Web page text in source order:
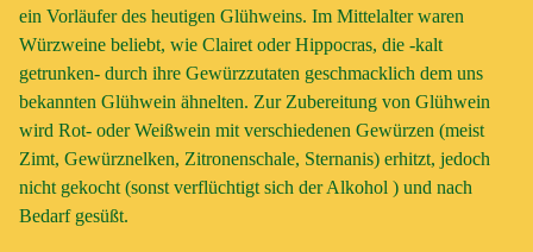
ein Vorläufer des heutigen Glühweins. Im Mittelalter waren
Würzweine beliebt, wie Clairet oder Hippocras, die -kalt
getrunken- durch ihre Gewürzzutaten geschmacklich dem uns
bekannten Glühwein ähnelten. Zur Zubereitung von Glühwein
wird Rot- oder Weißwein mit verschiedenen Gewürzen (meist
Zimt, Gewürznelken, Zitronenschale, Sternanis) erhitzt, jedoch
nicht gekocht (sonst verflüchtigt sich der Alkohol ) und nach
Bedarf gesüßt.